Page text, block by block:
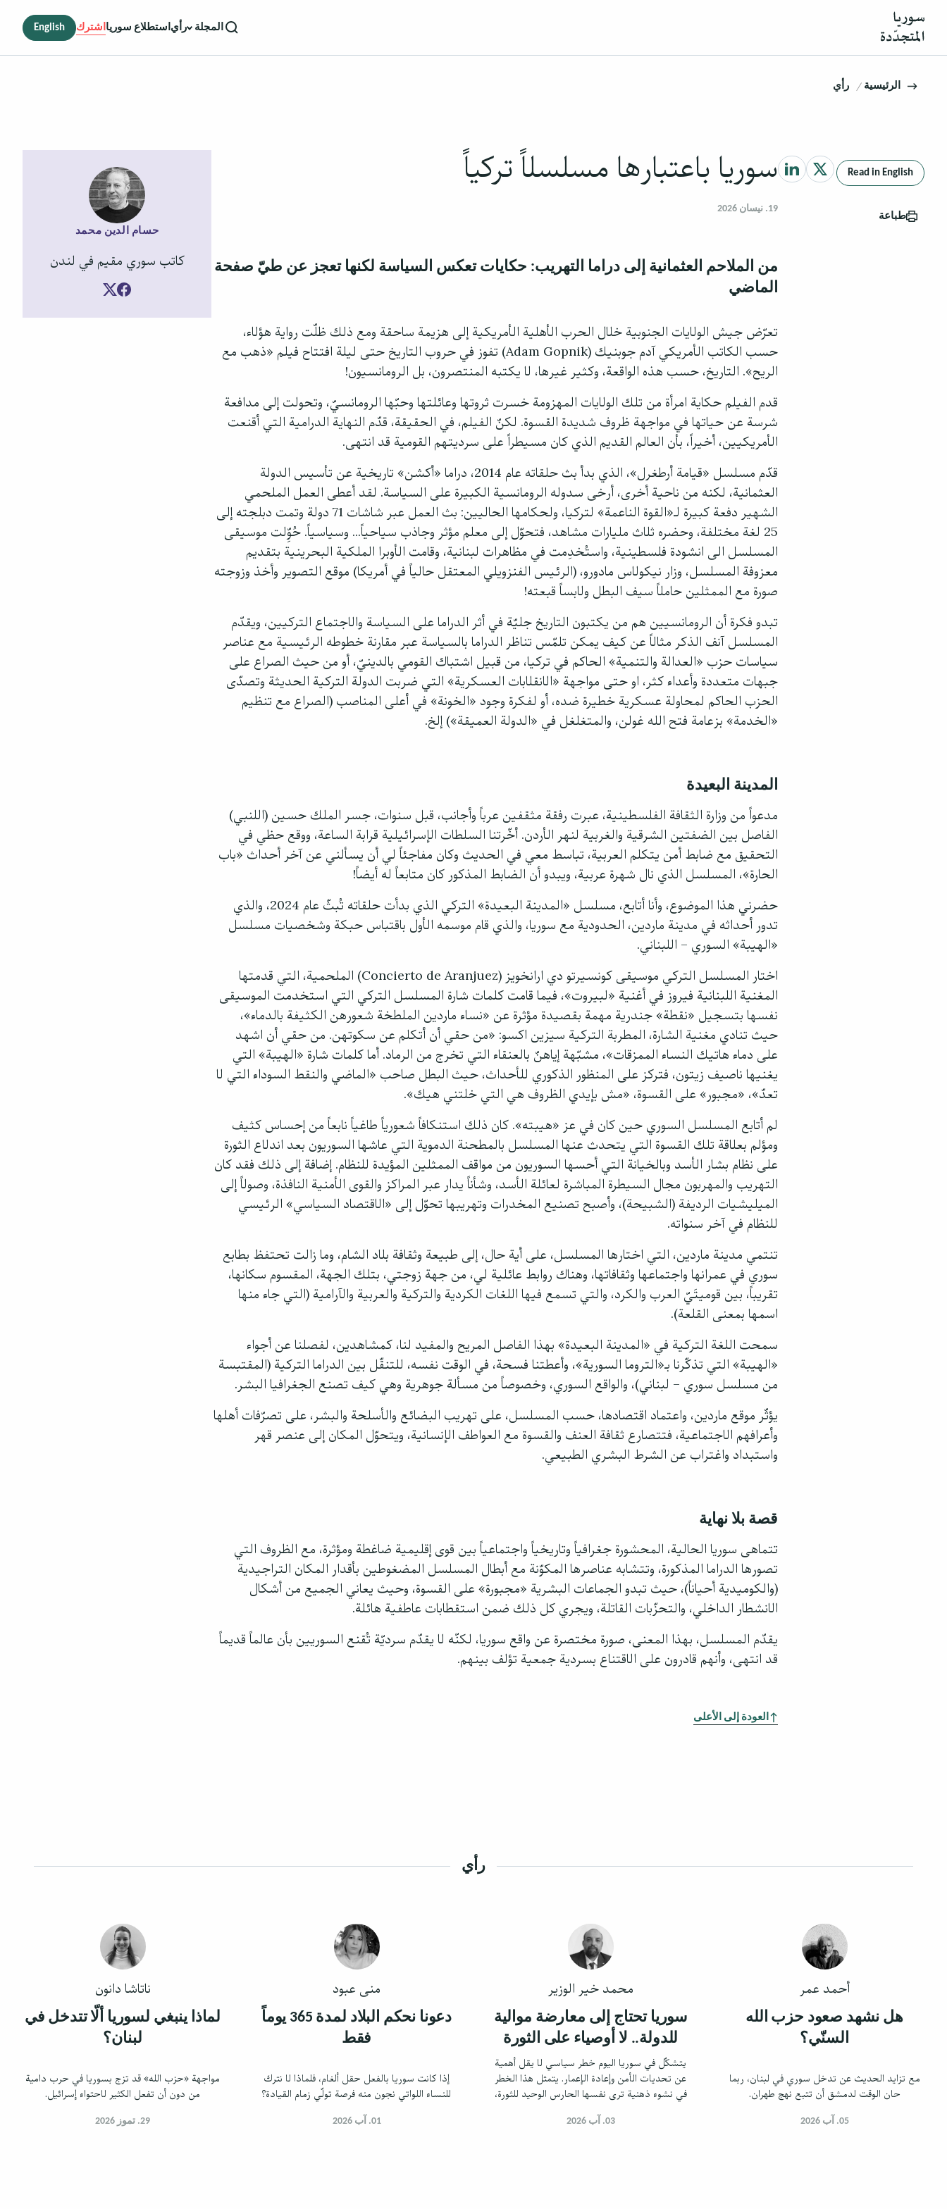
المجلة رأي استطلاع سوريا اشترك English
الرئيسية رأي
Read in English
طباعة
سوريا باعتبارها مسلسلاً تركياً
19. نيسان 2026
من الملاحم العثمانية إلى دراما التهريب: حكايات تعكس السياسة لكنها تعجز عن طيّ صفحة
الماضي
تعرّض جيش الولايات الجنوبية خلال الحرب الأهلية الأمريكية إلى هزيمة ساحقة ومع ذلك ظلّت رواية هؤلاء،
حسب الكاتب الأمريكي آدم جوبنيك (Adam Gopnik) تفوز في حروب التاريخ حتى ليلة افتتاح فيلم «ذهب مع
الريح». التاريخ، حسب هذه الواقعة، وكثير غيرها، لا يكتبه المنتصرون، بل الرومانسيون!
قدم الفيلم حكاية امرأة من تلك الولايات المهزومة خسرت ثروتها وعائلتها وحبّها الرومانسيّ، وتحولت إلى مدافعة
شرسة عن حياتها في مواجهة ظروف شديدة القسوة. لكنّ الفيلم، في الحقيقة، قدّم النهاية الدرامية التي أقنعت
الأمريكيين، أخيراً، بأن العالم القديم الذي كان مسيطراً على سرديتهم القومية قد انتهى.
قدّم مسلسل «قيامة أرطغرل»، الذي بدأ بث حلقاته عام 2014، دراما «أكشن» تاريخية عن تأسيس الدولة
العثمانية، لكنه من ناحية أخرى، أرخى سدوله الرومانسية الكبيرة على السياسة. لقد أعطى العمل الملحمي
الشهير دفعة كبيرة لـ«القوة الناعمة» لتركيا، ولحكامها الحاليين: بث العمل عبر شاشات 71 دولة وتمت دبلجته إلى
25 لغة مختلفة، وحضره ثلاث مليارات مشاهد، فتحوّل إلى معلم مؤثر وجاذب سياحياً... وسياسياً. حُوِّلت موسيقى
المسلسل الى انشودة فلسطينية، واستُخدِمت في مظاهرات لبنانية، وقامت الأوبرا الملكية البحرينية بتقديم
معزوفة المسلسل، وزار نيكولاس مادورو، (الرئيس الفنزويلي المعتقل حالياً في أمريكا) موقع التصوير وأخذ وزوجته
صورة مع الممثلين حاملاً سيف البطل ولابساً قبعته!
تبدو فكرة أن الرومانسيين هم من يكتبون التاريخ جليّة في أثر الدراما على السياسة والاجتماع التركيين، ويقدّم
المسلسل آنف الذكر مثالاً عن كيف يمكن تلمّس تناظر الدراما بالسياسة عبر مقارنة خطوطه الرئيسية مع عناصر
سياسات حزب «العدالة والتنمية» الحاكم في تركيا، من قبيل اشتباك القومي بالدينيّ، أو من حيث الصراع على
جبهات متعددة وأعداء كثر، او حتى مواجهة «الانقلابات العسكرية» التي ضربت الدولة التركية الحديثة وتصدّى
الحزب الحاكم لمحاولة عسكرية خطيرة ضده، أو لفكرة وجود «الخونة» في أعلى المناصب (الصراع مع تنظيم
«الخدمة» بزعامة فتح الله غولن، والمتغلغل في «الدولة العميقة») إلخ.
المدينة البعيدة
مدعواً من وزارة الثقافة الفلسطينية، عبرت رفقة مثقفين عرباً وأجانب، قبل سنوات، جسر الملك حسين (اللنبي)
الفاصل بين الضفتين الشرقية والغربية لنهر الأردن. أخّرتنا السلطات الإسرائيلية قرابة الساعة، ووقع حظي في
التحقيق مع ضابط أمن يتكلم العربية، تباسط معي في الحديث وكان مفاجئاً لي أن يسألني عن آخر أحداث «باب
الحارة»، المسلسل الذي نال شهرة عربية، ويبدو أن الضابط المذكور كان متابعاً له أيضاً!
حضرني هذا الموضوع، وأنا أتابع، مسلسل «المدينة البعيدة» التركي الذي بدأت حلقاته تُبثّ عام 2024، والذي
تدور أحداثه في مدينة ماردين، الحدودية مع سوريا، والذي قام موسمه الأول باقتباس حبكة وشخصيات مسلسل
«الهيبة» السوري – اللبناني.
اختار المسلسل التركي موسيقى كونسيرتو دي ارانخويز (Concierto de Aranjuez) الملحمية، التي قدمتها
المغنية اللبنانية فيروز في أغنية «لبيروت»، فيما قامت كلمات شارة المسلسل التركي التي استخدمت الموسيقى
نفسها بتسجيل «نقطة» جندرية مهمة بقصيدة مؤثرة عن «نساء ماردين الملطخة شعورهن الكثيفة بالدماء»،
حيث تنادي مغنية الشارة، المطربة التركية سيزين اكسو: «من حقي أن أتكلم عن سكوتهن. من حقي أن اشهد
على دماء هاتيك النساء الممزقات»، مشبّهة إياهنّ بالعنقاء التي تخرج من الرماد. أما كلمات شارة «الهيبة» التي
يغنيها ناصيف زيتون، فتركز على المنظور الذكوري للأحداث، حيث البطل صاحب «الماضي والنقط السوداء التي لا
تعدّ»، «مجبور» على القسوة، «مش بإيدي الظروف هي التي خلتني هيك».
لم أتابع المسلسل السوري حين كان في عز «هيبته». كان ذلك استنكافاً شعورياً طاغياً نابعاً من إحساس كثيف
ومؤلم بعلاقة تلك القسوة التي يتحدث عنها المسلسل بالمطحنة الدموية التي عاشها السوريون بعد اندلاع الثورة
على نظام بشار الأسد وبالخيانة التي أحسها السوريون من مواقف الممثلين المؤيدة للنظام. إضافة إلى ذلك فقد كان
التهريب والمهربون مجال السيطرة المباشرة لعائلة الأسد، وشأناً يدار عبر المراكز والقوى الأمنية النافذة، وصولاً إلى
الميليشيات الرديفة (الشبيحة)، وأصبح تصنيع المخدرات وتهريبها تحوّل إلى «الاقتصاد السياسي» الرئيسي
للنظام في آخر سنواته.
تنتمي مدينة ماردين، التي اختارها المسلسل، على أية حال، إلى طبيعة وثقافة بلاد الشام، وما زالت تحتفظ بطابع
سوري في عمرانها واجتماعها وثقافاتها، وهناك روابط عائلية لي، من جهة زوجتي، بتلك الجهة، المقسوم سكانها،
تقريباً، بين قوميتَيّ العرب والكرد، والتي تسمع فيها اللغات الكردية والتركية والعربية والآرامية (التي جاء منها
اسمها بمعنى القلعة).
سمحت اللغة التركية في «المدينة البعيدة» بهذا الفاصل المريح والمفيد لنا، كمشاهدين، لفصلنا عن أجواء
«الهيبة» التي تذكّرنا بـ«التروما السورية»، وأعطتنا فسحة، في الوقت نفسه، للتنقّل بين الدراما التركية (المقتبسة
من مسلسل سوري – لبناني)، والواقع السوري، وخصوصاً من مسألة جوهرية وهي كيف تصنع الجغرافيا البشر.
يؤثّر موقع ماردين، واعتماد اقتصادها، حسب المسلسل، على تهريب البضائع والأسلحة والبشر، على تصرّفات أهلها
وأعرافهم الاجتماعية، فتتصارع ثقافة العنف والقسوة مع العواطف الإنسانية، ويتحوّل المكان إلى عنصر قهر
واستبداد واغتراب عن الشرط البشري الطبيعي.
قصة بلا نهاية
تتماهى سوريا الحالية، المحشورة جغرافياً وتاريخياً واجتماعياً بين قوى إقليمية ضاغطة ومؤثرة، مع الظروف التي
تصورها الدراما المذكورة، وتتشابه عناصرها المكوّنة مع أبطال المسلسل المضغوطين بأقدار المكان التراجيدية
(والكوميدية أحياناً)، حيث تبدو الجماعات البشرية «مجبورة» على القسوة، وحيث يعاني الجميع من أشكال
الانشطار الداخلي، والتحزّبات القاتلة، ويجري كل ذلك ضمن استقطابات عاطفية هائلة.
يقدّم المسلسل، بهذا المعنى، صورة مختصرة عن واقع سوريا، لكنّه لا يقدّم سرديّة تُقنع السوريين بأن عالماً قديماً
قد انتهى، وأنهم قادرون على الاقتناع بسردية جمعية تؤلف بينهم.
العودة إلى الأعلى
حسام الدين محمد
كاتب سوري مقيم في لندن
رأي
أحمد عمر
هل نشهد صعود حزب الله
السنّي؟
مع تزايد الحديث عن تدخل سوري في لبنان، ربما
حان الوقت لدمشق أن تتبع نهج طهران.
05. آب 2026
محمد خير الوزير
سوريا تحتاج إلى معارضة موالية
للدولة.. لا أوصياء على الثورة
يتشكّل في سوريا اليوم خطر سياسي لا يقل أهمية
عن تحديات الأمن وإعادة الإعمار. يتمثل هذا الخطر
في نشوء ذهنية ترى نفسها الحارس الوحيد للثورة،
مسارها.03. آب 2026
منى عبود
دعونا نحكم البلاد لمدة 365 يوماً
فقط
إذا كانت سوريا بالفعل حقل ألغام، فلماذا لا نترك
للنساء اللواتي نجون منه فرصة تولّي زمام القيادة؟
01. آب 2026
ناتاشا دانون
لماذا ينبغي لسوريا ألّا تتدخل في
لبنان؟
مواجهة «حزب الله» قد تزج بسوريا في حرب دامية
من دون أن تفعل الكثير لاحتواء إسرائيل.
29. تموز 2026